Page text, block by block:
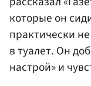
которые он
практически
в туалет. Он
настрой» и